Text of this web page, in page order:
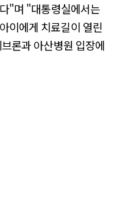
"며 "대통령실에서는
이에게 치료길이 열린
론과 아산병원 입장에